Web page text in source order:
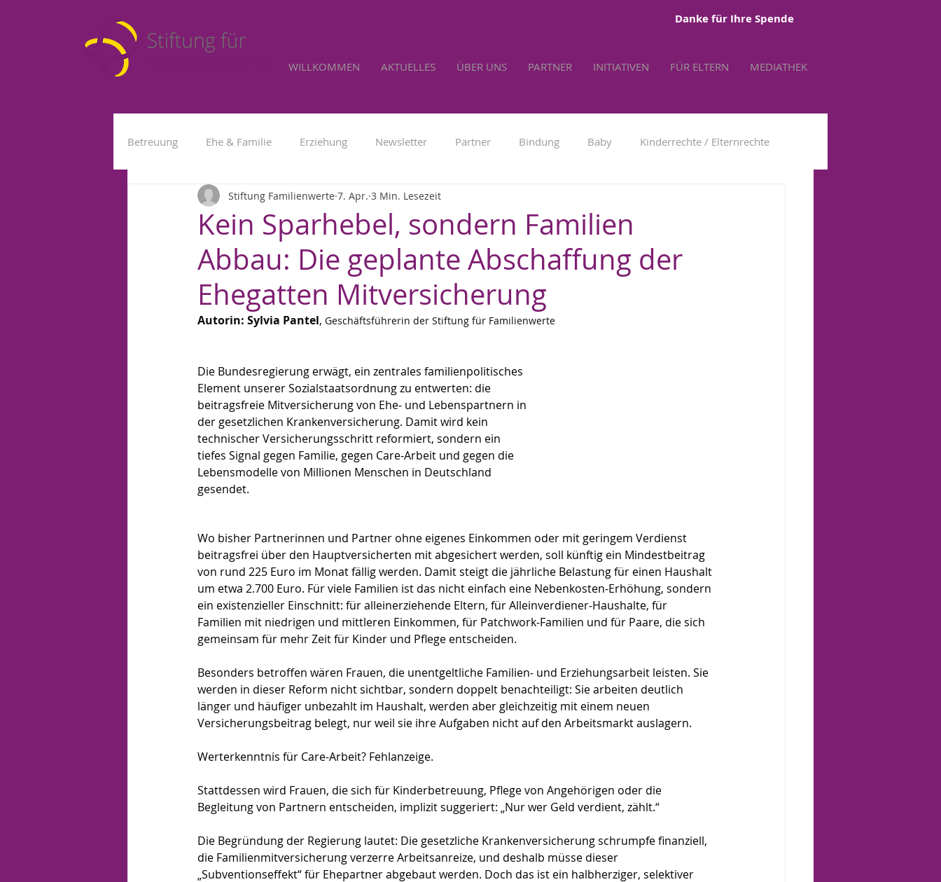
Danke für Ihre Spende
WILLKOMMEN AKTUELLES ÜBER UNS PARTNER INITIATIVEN FÜR ELTERN MEDIATHEK
Betreuung Ehe & Familie Erziehung Newsletter Partner Bindung Baby Kinderrechte / Elternrechte
Kleinkind Fremdbetreuung Familienpolitik Werbung
Kein Sparhebel, sondern Familien
Abbau: Die geplante Abschaffung der
Ehegatten Mitversicherung
Stiftung Familienwerte 7. Apr. 3 Min. Lesezeit
Autorin: Sylvia Pantel, Geschäftsführerin der Stiftung für Familienwerte
Die Bundesregierung erwägt, ein zentrales familienpolitisches
Element unserer Sozialstaatsordnung zu entwerten: die
beitragsfreie Mitversicherung von Ehe‑ und Lebenspartnern in
der gesetzlichen Krankenversicherung. Damit wird kein
technischer Versicherungsschritt reformiert, sondern ein
tiefes Signal gegen Familie, gegen Care‑Arbeit und gegen die
Lebensmodelle von Millionen Menschen in Deutschland
gesendet.
Wo bisher Partnerinnen und Partner ohne eigenes Einkommen oder mit geringem Verdienst
beitragsfrei über den Hauptversicherten mit abgesichert werden, soll künftig ein Mindestbeitrag
von rund 225 Euro im Monat fällig werden. Damit steigt die jährliche Belastung für einen Haushalt
um etwa 2.700 Euro. Für viele Familien ist das nicht einfach eine Nebenkosten‑Erhöhung, sondern
ein existenzieller Einschnitt: für alleinerziehende Eltern, für Alleinverdiener‑Haushalte, für
Familien mit niedrigen und mittleren Einkommen, für Patchwork‑Familien und für Paare, die sich
gemeinsam für mehr Zeit für Kinder und Pflege entscheiden.
Besonders betroffen wären Frauen, die unentgeltliche Familien‑ und Erziehungsarbeit leisten. Sie
werden in dieser Reform nicht sichtbar, sondern doppelt benachteiligt: Sie arbeiten deutlich
länger und häufiger unbezahlt im Haushalt, werden aber gleichzeitig mit einem neuen
Versicherungsbeitrag belegt, nur weil sie ihre Aufgaben nicht auf den Arbeitsmarkt auslagern.
Werterkenntnis für Care‑Arbeit? Fehlanzeige.
Stattdessen wird Frauen, die sich für Kinderbetreuung, Pflege von Angehörigen oder die
Begleitung von Partnern entscheiden, implizit suggeriert: „Nur wer Geld verdient, zählt.“
Die Begründung der Regierung lautet: Die gesetzliche Krankenversicherung schrumpfe finanziell,
die Familienmitversicherung verzerre Arbeitsanreize, und deshalb müsse dieser
„Subventionseffekt“ für Ehepartner abgebaut werden. Doch das ist ein halbherziger, selektiver